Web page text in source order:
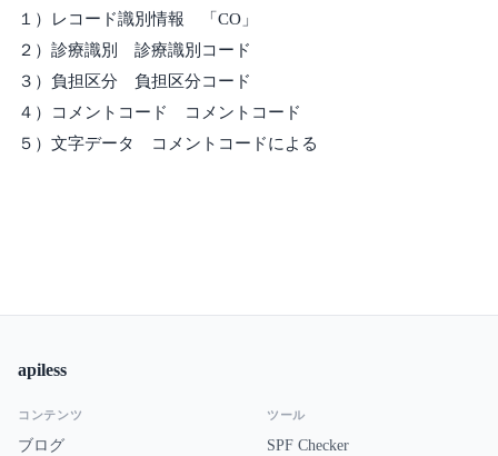
１）レコード識別情報 「CO」
２）診療識別 診療識別コード
３）負担区分 負担区分コード
４）コメントコード コメントコード
５）文字データ コメントコードによる
apiless
コンテンツ
ブログ
ツール
SPF Checker